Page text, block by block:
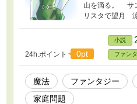
山を滴る。 サ
リスタで望月
24h.ポイント 0pt
小説
ファン
魔法 ファンタジー
家庭問題